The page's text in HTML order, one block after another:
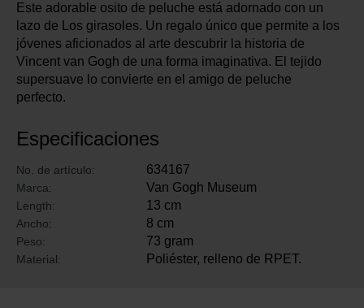
Este adorable osito de peluche está adornado con un
lazo de Los girasoles. Un regalo único que permite a los
jóvenes aficionados al arte descubrir la historia de
Vincent van Gogh de una forma imaginativa. El tejido
supersuave lo convierte en el amigo de peluche
perfecto.
Especificaciones
No. de artículo: 634167
Marca: Van Gogh Museum
Length: 13 cm
Ancho: 8 cm
Peso: 73 gram
Material: Poliéster, relleno de RPET.